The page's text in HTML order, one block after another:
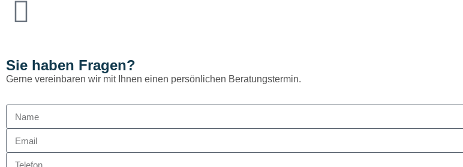
Sie haben Fragen?
Gerne vereinbaren wir mit Ihnen einen persönlichen Beratungstermin.